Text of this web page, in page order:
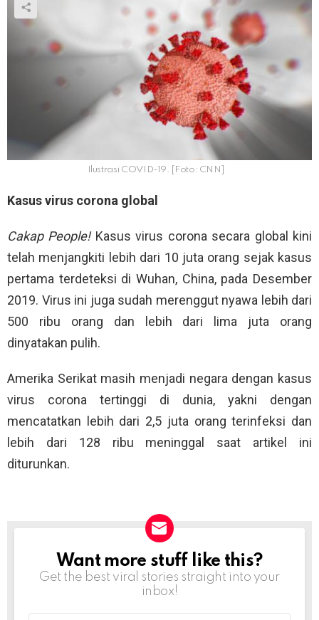
Ilustrasi COVID-19. [Foto: CNN]
Kasus virus corona global
Cakap People! Kasus virus corona secara global kini
telah menjangkiti lebih dari 10 juta orang sejak kasus
pertama terdeteksi di Wuhan, China, pada Desember
2019. Virus ini juga sudah merenggut nyawa lebih dari
500 ribu orang dan lebih dari lima juta orang
dinyatakan pulih.
Amerika Serikat masih menjadi negara dengan kasus
virus corona tertinggi di dunia, yakni dengan
mencatatkan lebih dari 2,5 juta orang terinfeksi dan
lebih dari 128 ribu meninggal saat artikel ini
diturunkan.
NEWSLETTER
Want more stuff like this?
Get the best viral stories straight into your
inbox!